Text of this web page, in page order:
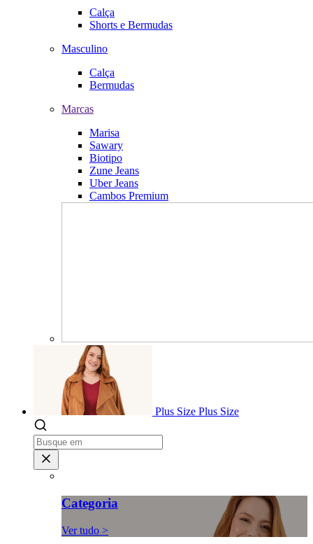
Calça
Shorts e Bermudas
Masculino
Calça
Bermudas
Marcas
Marisa
Sawary
Biotipo
Zune Jeans
Uber Jeans
Cambos Premium
Plus Size Plus Size
Categoria
Ver tudo >